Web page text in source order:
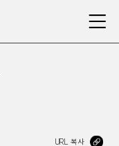
URL 복사